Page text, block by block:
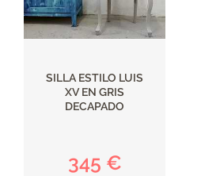
SILLA ESTILO LUIS
XV EN GRIS
DECAPADO
345 €